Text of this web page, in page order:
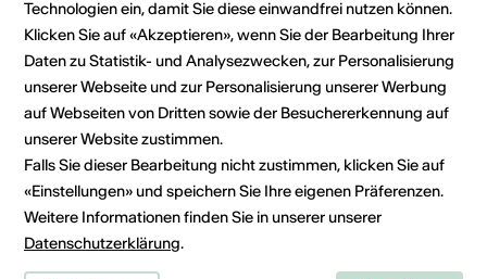
Veranstaltungsort
Technologien ein, damit Sie diese einwandfrei nutzen können.
Klicken Sie auf «Akzeptieren», wenn Sie der Bearbeitung Ihrer
Daten zu Statistik- und Analysezwecken, zur Personalisierung
unserer Webseite und zur Personalisierung unserer Werbung
auf Webseiten von Dritten sowie der Besuchererkennung auf
unserer Website zustimmen.
Falls Sie dieser Bearbeitung nicht zustimmen, klicken Sie auf
«Einstellungen» und speichern Sie Ihre eigenen Präferenzen.
Weitere Informationen finden Sie in unserer unserer
Datenschutzerklärung.